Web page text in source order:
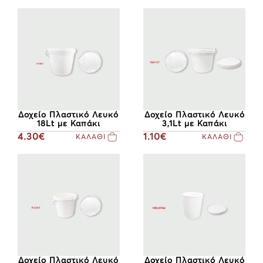
Δοχείο Πλαστικό Λευκό
18Lt με Καπάκι
4.30€ ΚΑΛΑΘΙ
Δοχείο Πλαστικό Λευκό
3,1Lt με Καπάκι
1.10€ ΚΑΛΑΘΙ
Δοχείο Πλαστικό Λευκό Δοχείο Πλαστικό Λευκό